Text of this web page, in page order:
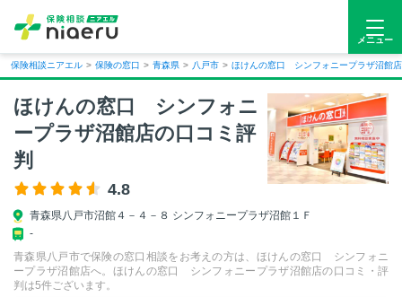
メニュー
保険相談ニアエル > 保険の窓口 > 青森県 > 八戸市 > ほけんの窓口 シンフォニープラザ沼館店
ほけんの窓口 シンフォニ
ープラザ沼館店の口コミ評
判
4.8
青森県八戸市沼館４－４－８ シンフォニープラザ沼館１Ｆ
-
青森県八戸市で保険の窓口相談をお考えの方は、ほけんの窓口 シンフォニ
ープラザ沼館店へ。ほけんの窓口 シンフォニープラザ沼館店の口コミ・評
判は5件ございます。